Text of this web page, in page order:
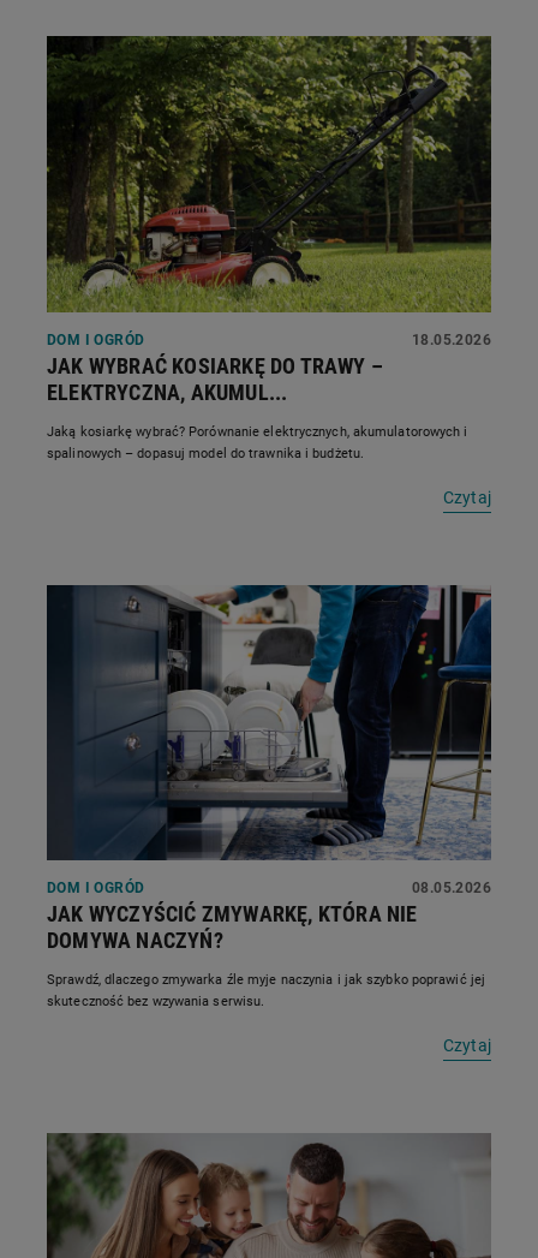
DOM I OGRÓD 18.05.2026
JAK WYBRAĆ KOSIARKĘ DO TRAWY –
ELEKTRYCZNA, AKUMUL...
Jaką kosiarkę wybrać? Porównanie elektrycznych, akumulatorowych i
spalinowych – dopasuj model do trawnika i budżetu.
Czytaj
DOM I OGRÓD 08.05.2026
JAK WYCZYŚCIĆ ZMYWARKĘ, KTÓRA NIE
DOMYWA NACZYŃ?
Sprawdź, dlaczego zmywarka źle myje naczynia i jak szybko poprawić jej
skuteczność bez wzywania serwisu.
Czytaj